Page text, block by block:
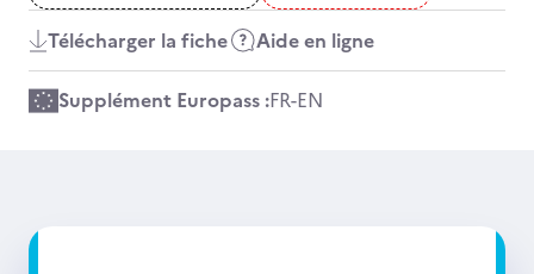
Télécharger la fiche Aide en ligne
Supplément Europass :FR-EN